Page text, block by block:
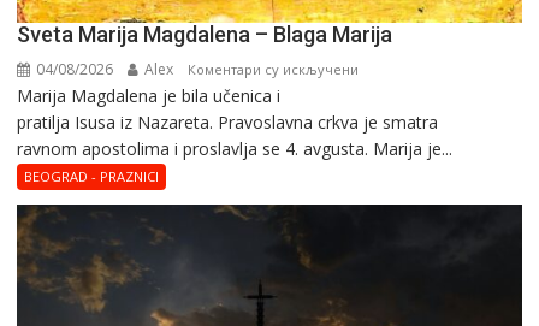
Sveta Marija Magdalena – Blaga Marija
04/08/2026 Alex Коментари су искључени
Marija
Magdalena
Marija Magdalena je bila učenica i
pratilja Isusa iz Nazareta. Pravoslavna crkva je smatra
ravnom apostolima i proslavlja se 4. avgusta. Marija je...
BEOGRAD - PRAZNICI